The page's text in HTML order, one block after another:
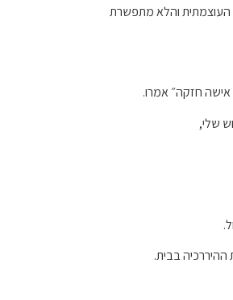
העוצמתית והלא מתפשרת
חזקה״ אמרו.
שלי,
בבית.